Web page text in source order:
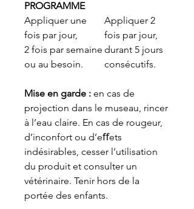
PROGRAMME
Appliquer une
fois par jour,
2 fois par semaine
ou au besoin.
Appliquer 2
fois par jour,
durant 5 jours
consécutifs.
Mise en garde : en cas de
projection dans le museau, rincer
à l’eau claire. En cas de rougeur,
d’inconfort ou d’eﬀets
indésirables, cesser l’utilisation
du produit et consulter un
vétérinaire. Tenir hors de la
portée des enfants.